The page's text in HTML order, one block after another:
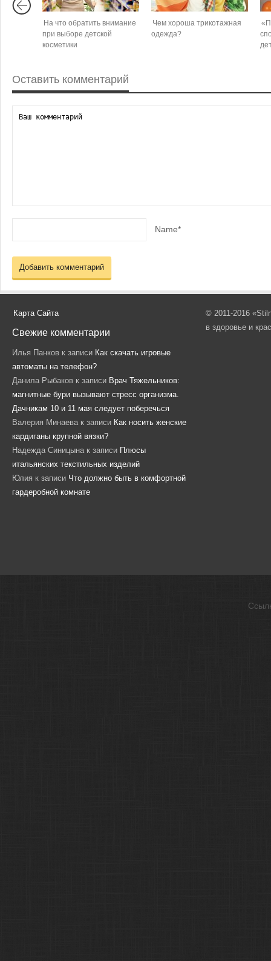
На что обратить внимание
при выборе детской
косметики
Чем хороша трикотажная
одежда?
Оставить комментарий
Name*
Карта Сайта
Свежие комментарии
Илья Панков к записи Как скачать игровые
автоматы на телефон?
Данила Рыбаков к записи Врач Тяжельников:
магнитные бури вызывают стресс организма.
Дачникам 10 и 11 мая следует поберечься
Валерия Минаева к записи Как носить женские
кардиганы крупной вязки?
Надежда Синицына к записи Плюсы
итальянских текстильных изделий
Юлия к записи Что должно быть в комфортной
гардеробной комнате
© 2011-2016
в здоровье и